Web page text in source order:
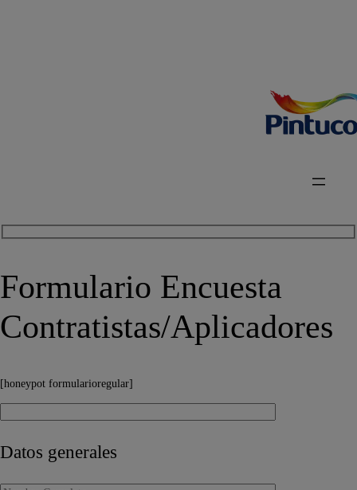
Formulario Encuesta
Contratistas/Aplicadores
[honeypot formularioregular]
Datos generales